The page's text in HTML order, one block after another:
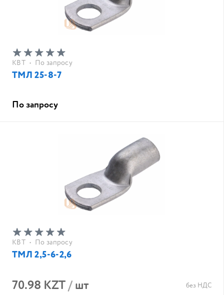
КВТ • По запросу
ТМЛ 25-8-7
По запросу
КВТ • По запросу
ТМЛ 2,5-6-2,6
70.98 KZT/шт без НДС